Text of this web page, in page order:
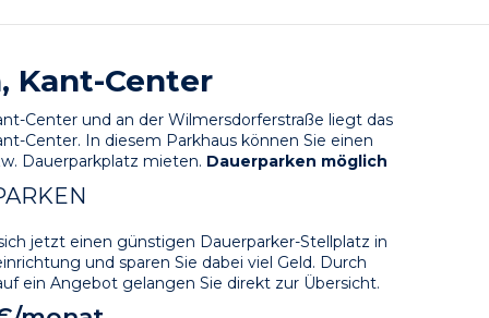
Kant-Center
Center und an der Wilmersdorferstraße liegt das
Center. In diesem Parkhaus können Sie einen
Dauerparkplatz mieten. Dauerparken möglich
jetzt einen günstigen Dauerparker-Stellplatz in
und sparen Sie dabei viel Geld. Durch
ein Angebot gelangen Sie direkt zur Übersicht.